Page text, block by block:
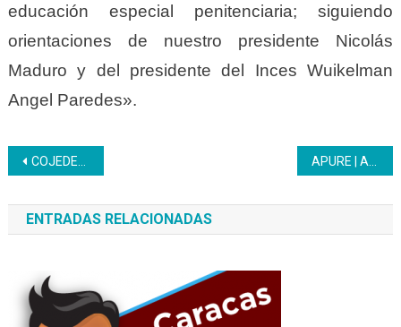
educación especial penitenciaria; siguiendo
orientaciones de nuestro presidente Nicolás
Maduro y del presidente del Inces Wuikelman
Angel Paredes».
Navegación
de
entradas
COJEDES | Consejo Regional presenta avances formativos con significativos resultados
ENTRADAS RELACIONADAS